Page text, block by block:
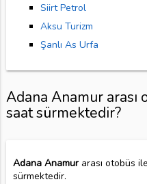
Siirt Petrol
Aksu Turizm
Şanlı As Urfa
Adana Anamur
saat sürmektedir?
Adana Anamurarası otobüs
sürmektedir.